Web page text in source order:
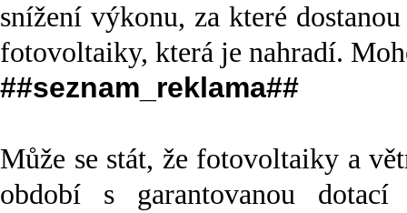
snížení výkonu, za které
fotovoltaiky, která je nahradí.
##seznam_reklama##
Může se stát, že fotovoltaiky a
období s garantovanou